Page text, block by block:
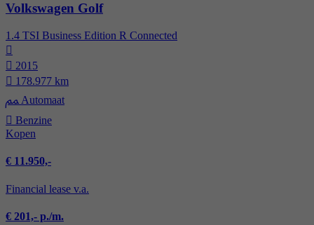
Volkswagen Golf
1.4 TSI Business Edition R Connected
2015
178.977 km
Automaat
Benzine
Kopen
€ 11.950,-
Financial lease v.a.
€ 201,- p./m.